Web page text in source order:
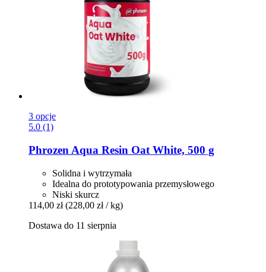
3 opcje
5.0 (1)
Phrozen Aqua Resin Oat White, 500 g
Solidna i wytrzymała
Idealna do prototypowania przemysłowego
Niski skurcz
114,00 zł (228,00 zł / kg)
Dostawa do 11 sierpnia